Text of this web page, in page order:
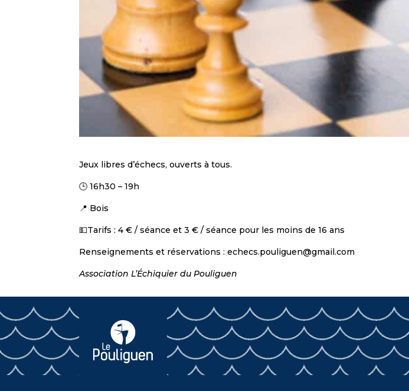
Jeux libres d’échecs, ouverts à tous.
🕒 16h30 – 19h
📍 Bois
💵Tarifs : 4 € / séance et 3 € / séance pour les moins de 16 ans
Renseignements et réservations : echecs.pouliguen@gmail.com
Association L’Échiquier du Pouliguen